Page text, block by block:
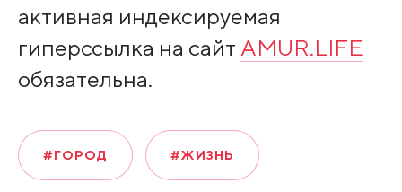
активная индексируемая
гиперссылка на сайт AMUR.LIFE
обязательна.
#ГОРОД #ЖИЗНЬ